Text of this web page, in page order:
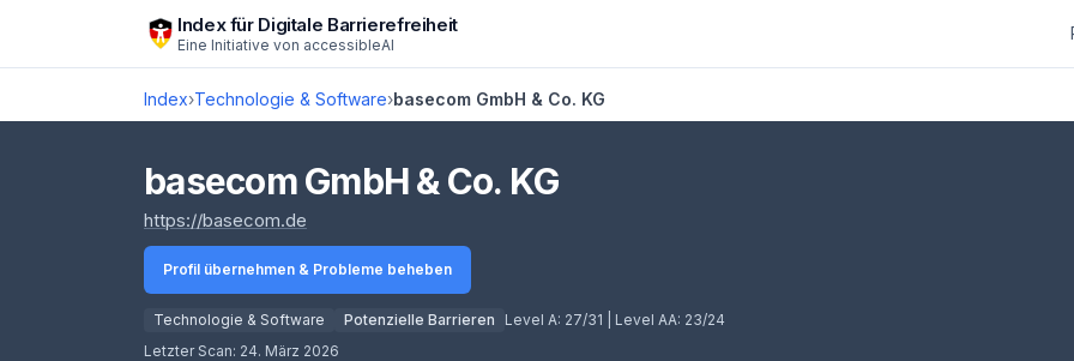
Zum Hauptinhalt springenIndex für Digitale Barrierefreiheit
Eine Initiative von accessibleAI
Index›Technologie & Software›basecom GmbH & Co. KG
Score lädt
basecom GmbH & Co. KG
https://basecom.de
Profil übernehmen & Probleme beheben
Technologie & Software Potenzielle Barrieren Level A: 27/31 | Level AA: 23/24
Letzter Scan: 24. März 2026